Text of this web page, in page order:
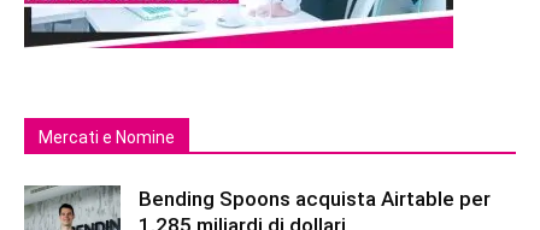
Mercati e Nomine
Bending Spoons acquista Airtable per
1,285 miliardi di dollari